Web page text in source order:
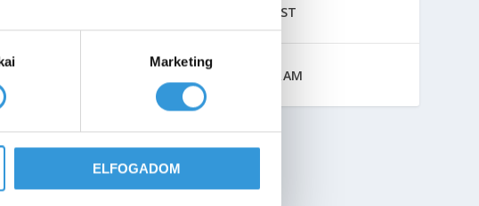
Marketing
ELFOGADOM
PINTEREST
INSTAGRAM